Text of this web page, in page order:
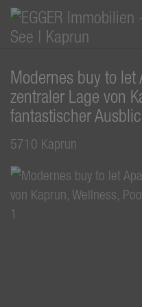
Modernes buy to
zentraler Lage von
fantastischer
5710 Kaprun